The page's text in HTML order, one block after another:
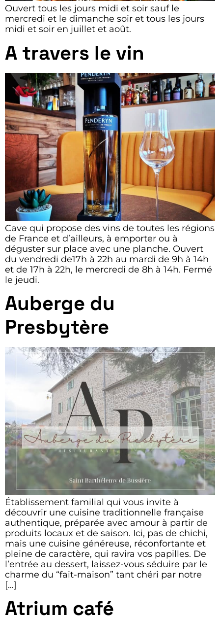
Ouvert tous les jours midi et soir sauf le
mercredi et le dimanche soir et tous les jours
midi et soir en juillet et août.
A travers le vin
Cave qui propose des vins de toutes les régions
de France et d’ailleurs, à emporter ou à
déguster sur place avec une planche. Ouvert
du vendredi de17h à 22h au mardi de 9h à 14h
et de 17h à 22h, le mercredi de 8h à 14h. Fermé
le jeudi.
Auberge du
Presbytère
Établissement familial qui vous invite à
découvrir une cuisine traditionnelle française
authentique, préparée avec amour à partir de
produits locaux et de saison. Ici, pas de chichi,
mais une cuisine généreuse, réconfortante et
pleine de caractère, qui ravira vos papilles. De
l’entrée au dessert, laissez-vous séduire par le
charme du “fait-maison” tant chéri par notre
[…]
Atrium café